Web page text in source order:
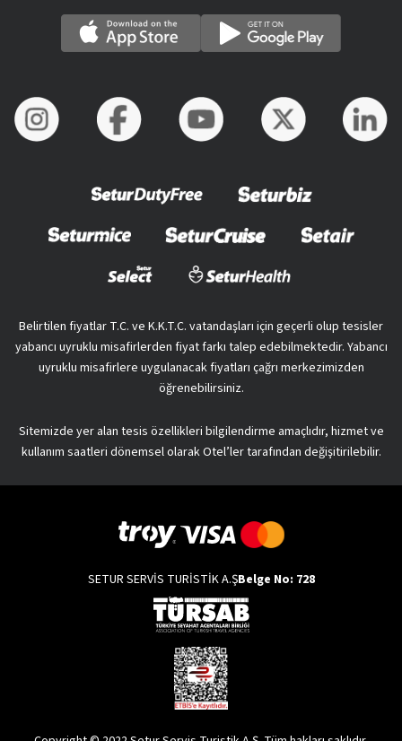
Belirtilen fiyatlar T.C. ve K.K.T.C. vatandaşları için geçerli olup tesisler
yabancı uyruklu misafirlerden fiyat farkı talep edebilmektedir. Yabancı
uyruklu misafirlere uygulanacak fiyatları çağrı merkezimizden
öğrenebilirsiniz.
Sitemizde yer alan tesis özellikleri bilgilendirme amaçlıdır, hizmet ve
kullanım saatleri dönemsel olarak Otel’ler tarafından değişitirilebilir.
SETUR SERVİS TURİSTİK A.ŞBelge No: 728